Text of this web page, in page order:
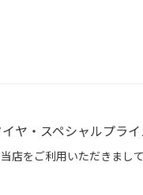
ヤ・スペシャルプライ